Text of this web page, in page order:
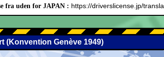
fra uden for JAPAN : https://driverslicense.jp/
(Konvention Genève 1949)